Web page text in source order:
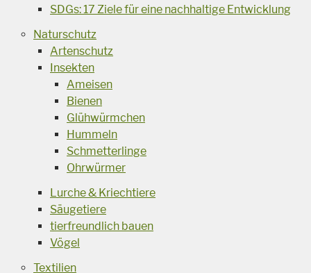
SDGs: 17 Ziele für eine nachhaltige Entwicklung
Naturschutz
Artenschutz
Insekten
Ameisen
Bienen
Glühwürmchen
Hummeln
Schmetterlinge
Ohrwürmer
Lurche & Kriechtiere
Säugetiere
tierfreundlich bauen
Vögel
Textilien